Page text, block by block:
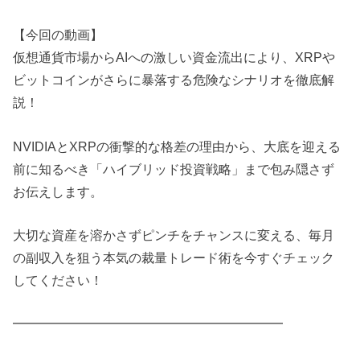
【今回の動画】
仮想通貨市場からAIへの激しい資金流出により、XRPや
ビットコインがさらに暴落する危険なシナリオを徹底解
説！
NVIDIAとXRPの衝撃的な格差の理由から、大底を迎える
前に知るべき「ハイブリッド投資戦略」まで包み隠さず
お伝えします。
大切な資産を溶かさずピンチをチャンスに変える、毎月
の副収入を狙う本気の裁量トレード術を今すぐチェック
してください！
━━━━━━━━━━━━━━━━━━━━━